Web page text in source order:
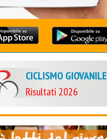
CICLISMO GIOVANILE
Risultati 2026